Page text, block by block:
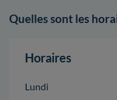
Quelles sont les
Horaires
Lundi